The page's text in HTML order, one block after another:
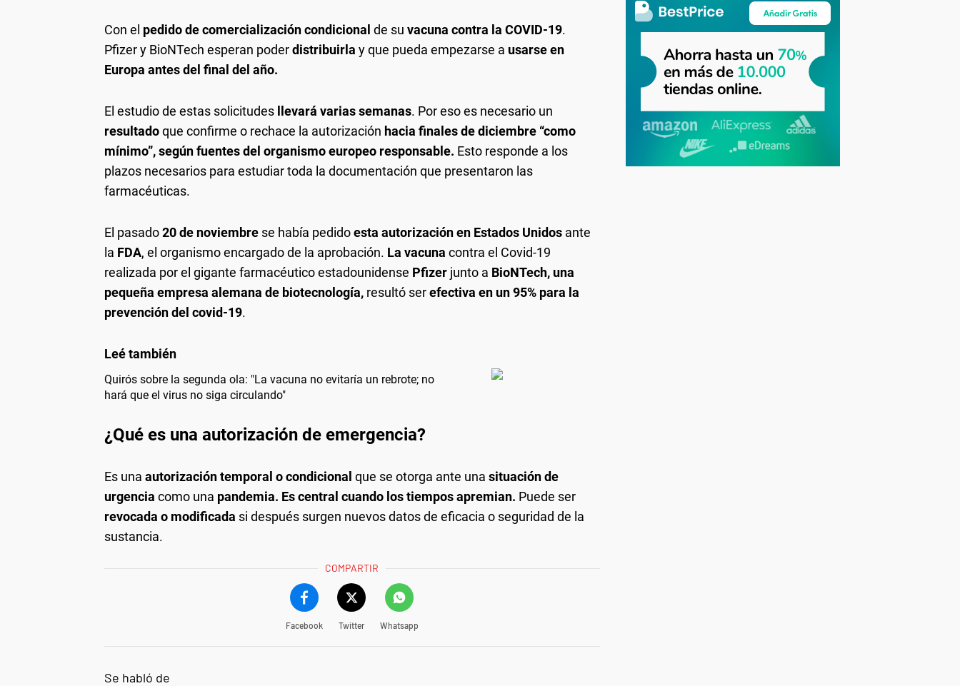
Con el pedido de comercialización condicional de su vacuna contra la COVID-19.
Pfizer y BioNTech esperan poderdistribuirla y que pueda empezarse a usarse en
Europa antes del final del año.
El estudio de estas solicitudes llevará varias semanas. Por eso es necesario un
resultadoque confirme o rechace la autorización hacia finales de diciembre “como
mínimo”, según fuentes del organismo europeo responsable. Esto responde a los
plazos necesarios para estudiar toda la documentación que presentaron las
farmacéuticas.
El pasado20 de noviembre se había pedidoesta autorización en Estados Unidos ante
la FDA, el organismo encargado de la aprobación. La vacuna contra el Covid-19
realizada por el gigante farmacéutico estadounidense Pfizer junto a BioNTech, una
pequeña empresa alemana de biotecnología, resultó serefectiva en un 95% para la
prevención del covid-19.
Quirós sobre la segunda ola: "La vacuna no evitaría un rebrote; no
hará que el virus no siga circulando"
¿Qué es una autorización de emergencia?
Es una autorización temporal o condicional que se otorga ante una situación de
urgencia como una pandemia. Es central cuando los tiempos apremian. Puede ser
revocada o modificada si después surgen nuevos datos de eficacia o seguridad de la
sustancia.
COMPARTIR
Facebook Twitter Whatsapp
Se habló de